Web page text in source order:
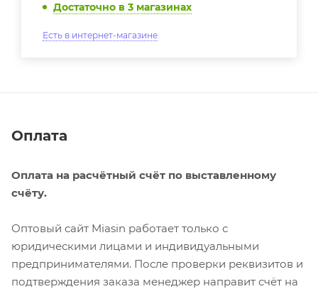
Достаточно в 3 магазинах
Есть в интернет-магазине
Оплата
Оплата на расчётный счёт по выставленному
счёту.
Оптовый сайт Miasin работает только с
юридическими лицами и индивидуальными
предпринимателями. После проверки реквизитов и
подтверждения заказа менеджер направит счёт на